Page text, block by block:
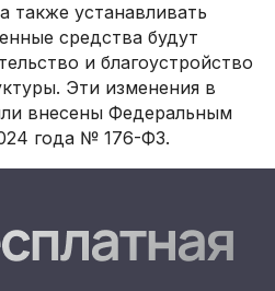
также устанавливать
средства будут
и благоустройство
Эти изменения в
внесены Федеральным
года № 176-ФЗ.